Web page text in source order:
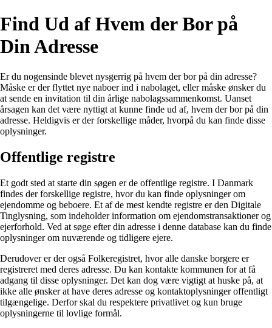
Find Ud af Hvem der Bor på
Din Adresse
Er du nogensinde blevet nysgerrig på hvem der bor på din adresse?
Måske er der flyttet nye naboer ind i nabolaget, eller måske ønsker du
at sende en invitation til din årlige nabolagssammenkomst. Uanset
årsagen kan det være nyttigt at kunne finde ud af, hvem der bor på din
adresse. Heldigvis er der forskellige måder, hvorpå du kan finde disse
oplysninger.
Offentlige registre
Et godt sted at starte din søgen er de offentlige registre. I Danmark
findes der forskellige registre, hvor du kan finde oplysninger om
ejendomme og beboere. Et af de mest kendte registre er den Digitale
Tinglysning, som indeholder information om ejendomstransaktioner og
ejerforhold. Ved at søge efter din adresse i denne database kan du finde
oplysninger om nuværende og tidligere ejere.
Derudover er der også Folkeregistret, hvor alle danske borgere er
registreret med deres adresse. Du kan kontakte kommunen for at få
adgang til disse oplysninger. Det kan dog være vigtigt at huske på, at
ikke alle ønsker at have deres adresse og kontaktoplysninger offentligt
tilgængelige. Derfor skal du respektere privatlivet og kun bruge
oplysningerne til lovlige formål.